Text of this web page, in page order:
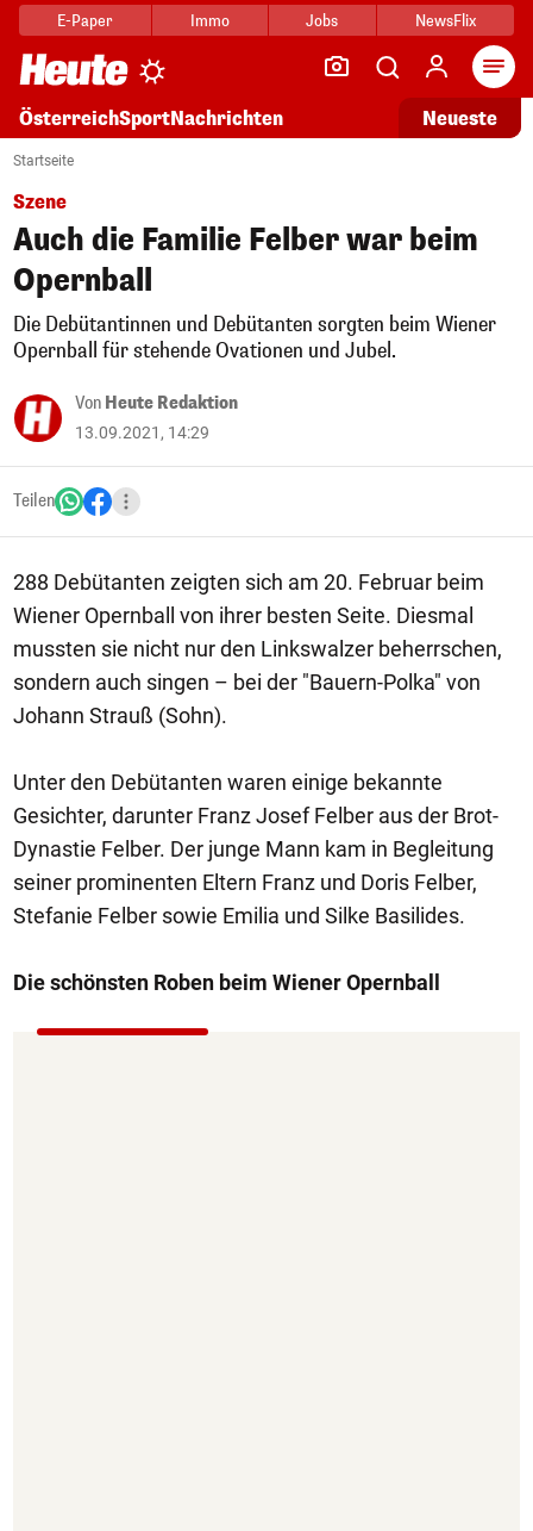
E-Paper Immo Jobs NewsFlix
ÖsterreichSportNachrichten Neueste
Startseite
Szene
Auch die Familie Felber war beim
Opernball
Die Debütantinnen und Debütanten sorgten beim Wiener
Opernball für stehende Ovationen und Jubel.
Von Heute Redaktion
13.09.2021, 14:29
Teilen
288 Debütanten zeigten sich am 20. Februar beim
Wiener Opernball von ihrer besten Seite. Diesmal
mussten sie nicht nur den Linkswalzer beherrschen,
sondern auch singen – bei der "Bauern-Polka" von
Johann Strauß (Sohn).
Unter den Debütanten waren einige bekannte
Gesichter, darunter Franz Josef Felber aus der Brot-
Dynastie Felber. Der junge Mann kam in Begleitung
seiner prominenten Eltern Franz und Doris Felber,
Stefanie Felber sowie Emilia und Silke Basilides.
Die schönsten Roben beim Wiener Opernball